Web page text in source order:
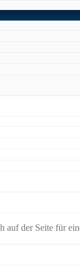
der Seite für